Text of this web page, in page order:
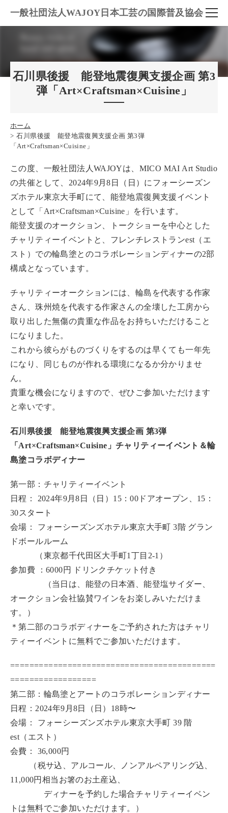
一般社団法人WAJOY日本工芸の国際普及協会
石川県後援 能登地震復興支援企画 第3
弾「Art×Craftsman×Cuisine」
ホーム
石川県後援 能登地震復興支援企画 第3弾
「Art×Craftsman×Cuisine」
この度、一般社団法人WAJOYは、MICO MAI Art Studio
の共催として、2024年9月8日（日）にフォーシーズン
ズホテル東京大手町にて、能登地震復興支援イベント
として「Art×Craftsman×Cuisine」を行います。
能登支援のオークション、トークショーを中心とした
チャリティーイベントと、フレンチレストランest（エ
スト）での輪島塗とのコラボレーションディナーの2部
構成となっています。
チャリティーオークションには、輪島を代表する作家
さん、珠州焼を代表する作家さんの全壊した工房から
取り出した無傷の貴重な作品をお持ちいただけること
になりました。
これから彼らがものづくりをするのは早くても一年先
になり、同じものが作れる環境になるか分かりませ
ん。
貴重な機会になりますので、ぜひご参加いただけます
と幸いです。
石川県後援 能登地震復興支援企画 第3弾
「Art×Craftsman×Cuisine」チャリティーイベント＆輪
島塗コラボディナー
第一部：チャリティーイベント
日程： 2024年9⽉8⽇（⽇）15：00ドアオープン、15：
30スタート
会場： フォーシーズンズホテル東京⼤⼿町 3階 グラン
ドボールルーム
（東京都千代田区大手町1丁目2-1）
参加費 ：6000円 ドリンクチケット付き
（当⽇は、能登の⽇本酒、能登塩サイダー、
オークション会社協賛ワインをお楽しみいただけま
す。）
＊第⼆部のコラボディナーをご予約された⽅はチャリ
ティーイベントに無料でご参加いただけます。
===========================================
==================
第⼆部：輪島塗とアートのコラボレーションディナー
日程：2024年9⽉8⽇（⽇）18時〜
会場： フォーシーズンズホテル東京⼤⼿町 39 階
est（エスト）
会費： 36,000円
（税サ込、アルコール、ノンアルペアリング込、
11,000円相当お箸のお⼟産込、
ディナーを予約した場合チャリティーイベン
トは無料でご参加いただけます。）